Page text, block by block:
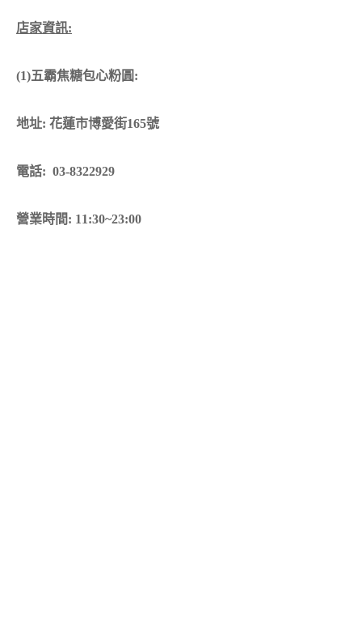
店家資訊:
(1)五霸焦糖包心粉圓:
地址: 花蓮市博愛街165號
電話: 03-8322929
營業時間: 11:30~23:00